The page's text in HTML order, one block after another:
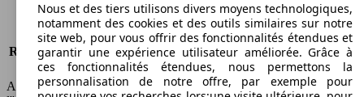
Tous risques
-
Risques partiels
-
Responsabilité civile -
HSN/TSN
MVW13x4Dxxxx/n.c.
AutoScout24 France SAS décline toute responsabilité concernant
Nous et des tiers utilisons divers moyens technologiques,
notamment des cookies et des outils similaires sur notre
site web, pour vous offrir des fonctionnalités étendues et
garantir une expérience utilisateur améliorée. Grâce à
ces fonctionnalités étendues, nous permettons la
personnalisation de notre offre, par exemple pour